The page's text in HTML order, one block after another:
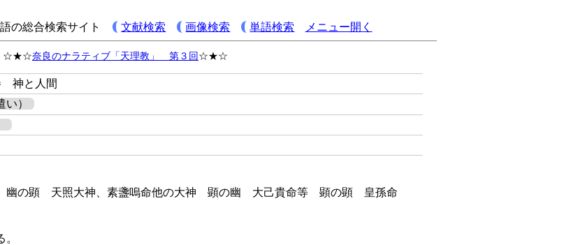
の総合検索サイト 文献検索 画像検索 単語検索 メニュー開く
☆★☆奈良のナラティブ「天理教」 第３回☆★☆
神と人間
い）
の顕 天照大神、素盞嗚命他の大神 顕の幽 大己貴命等 顕の顕 皇孫命